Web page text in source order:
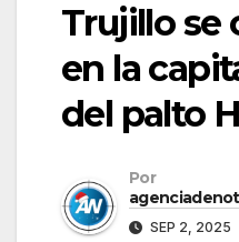
Trujillo se
en la
del palto
Por
SEP 2, 2025